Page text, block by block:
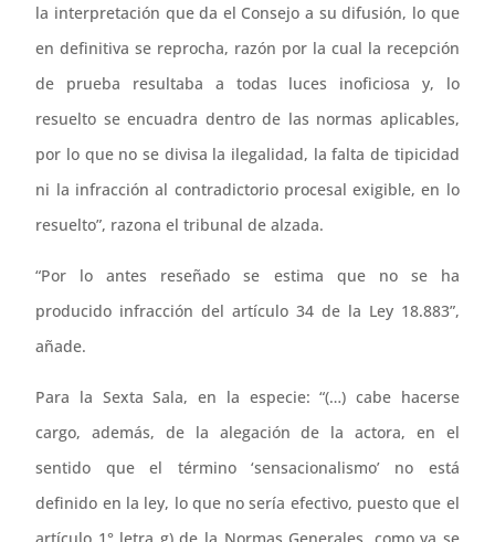
la interpretación que da el Consejo a su difusión, lo que
en definitiva se reprocha, razón por la cual la recepción
de prueba resultaba a todas luces inoficiosa y, lo
resuelto se encuadra dentro de las normas aplicables,
por lo que no se divisa la ilegalidad, la falta de tipicidad
ni la infracción al contradictorio procesal exigible, en lo
resuelto”, razona el tribunal de alzada.
“Por lo antes reseñado se estima que no se ha
producido infracción del artículo 34 de la Ley 18.883”,
añade.
Para la Sexta Sala, en la especie: “(…) cabe hacerse
cargo, además, de la alegación de la actora, en el
sentido que el término ‘sensacionalismo’ no está
definido en la ley, lo que no sería efectivo, puesto que el
artículo 1° letra g) de la Normas Generales, como ya se